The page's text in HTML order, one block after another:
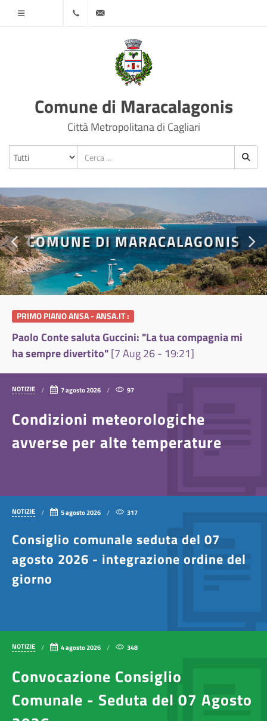
protocollo@comune.maracalagonis.ca.it
Comune di Maracalagonis
Città Metropolitana di Cagliari
COMUNE DI MARACALAGONIS
PRIMO PIANO ANSA - ANSA.IT :
Paolo Conte saluta Guccini: "La tua compagnia mi
ha sempre divertito"[7 Aug 26 - 19:21]
NOTIZIE 7 agosto 2026 97
Condizioni meteorologiche
avverse per alte temperature
NOTIZIE 5 agosto 2026 317
Consiglio comunale seduta del 07
agosto 2026 - integrazione ordine del
giorno
NOTIZIE 4 agosto 2026 348
Convocazione Consiglio
Comunale - Seduta del 07 Agosto